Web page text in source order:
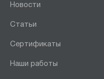
Новости
Статьи
Сертификаты
Наши работы